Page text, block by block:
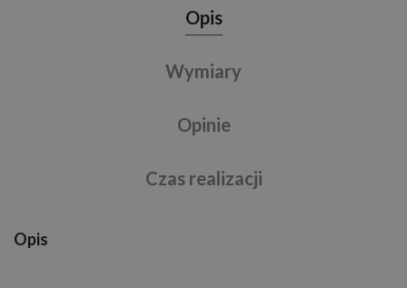
Opis
Wymiary
Opinie
Czas realizacji
Opis